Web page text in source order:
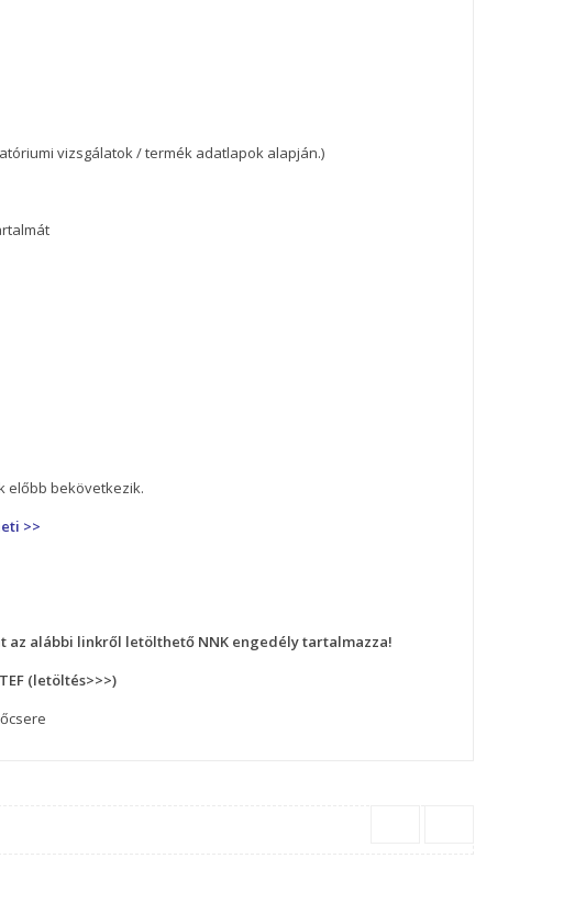
vizsgálatok / termék adatlapok alapján.)
előbb bekövetkezik.
>>
alábbi linkről letölthető NNK engedély tartalmazza!
(letöltés>>>)